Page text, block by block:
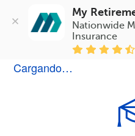
My
Nationwide
Insurance
Cargando…